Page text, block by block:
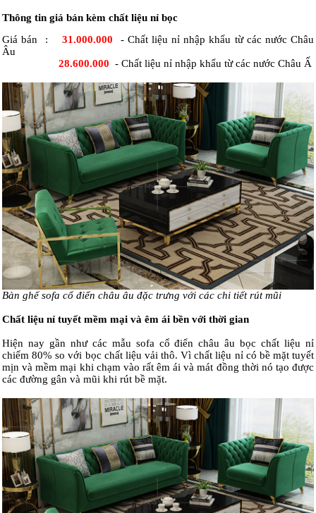
Thông tin giá bán kèm chất liệu nỉ bọc
Giá bán :31.000.000 - Chất liệu nỉ nhập khẩu từ các nước Châu
Âu
28.600.000 - Chất liệu nỉ nhập khẩu từ các nước Châu Ấ
Bàn ghế sofa cổ điển châu âu đặc trưng với các chi tiết rút mũi
Chất liệu nỉ tuyết mềm mại và êm ái bền với thời gian
Hiện nay gần như các mẫu sofa cổ điển châu âu bọc chất liệu nỉ
chiếm 80% so với bọc chất liệu vải thô. Vì chất liệu nỉ có bề mặt tuyết
mịn và mềm mại khi chạm vào rất êm ái và mát đồng thời nó tạo được
các đường gân và mũi khi rút bề mặt.